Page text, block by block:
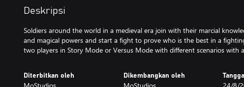
Deskripsi
Soldiers around the world in a medieval era join with their marcial
and magical powers and start a fight to prove who is the best in a
two players in Story Mode or Versus Mode with different scenarios with
Diterbitkan oleh Dikembangkan oleh